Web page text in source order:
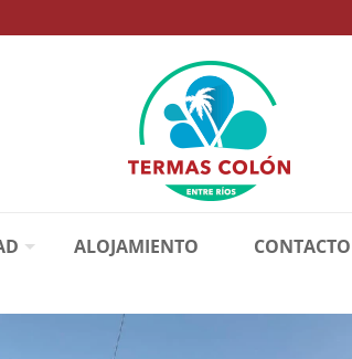
ALOJAMIENTO CONTACTO